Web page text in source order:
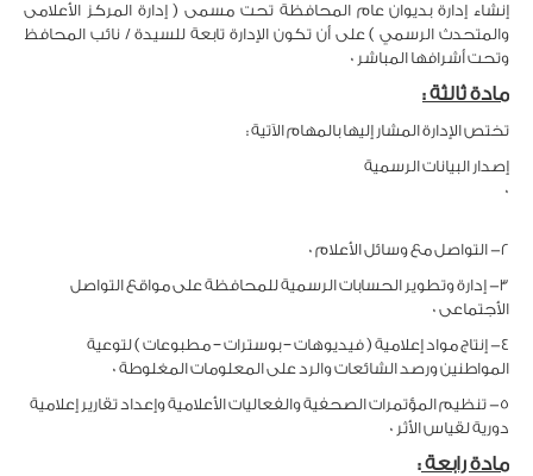
إنشاء إدارة بديوان عام المحافظة تحت مسمى ( إدارة المركز الأعلامى
والمتحدث الرسمي ) على أن تكون الإدارة تابعة للسيدة / نائب المحافظ
وتحت أشرافها المباشر 0
مادة ثالثة :
تختص الإدارة المشار إليها بالمهام الآتية :
إصدار البيانات الرسمية
2- التواصل مع وسائل الأعلام 0
3- إدارة وتطوير الحسابات الرسمية للمحافظة على مواقع التواصل
الأجتماعى 0
4- إنتاج مواد إعلامية ( فيديوهات – بوسترات – مطبوعات ) لتوعية
المواطنين ورصد الشائعات والرد على المعلومات المغلوطة 0
5- تنظيم المؤتمرات الصحفية والفعاليات الأعلامية وإعداد تقارير إعلامية
دورية لقياس الأثر 0
مادة رابعة: